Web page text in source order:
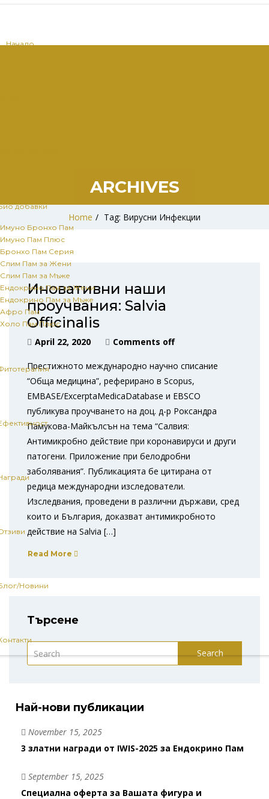
Начало
добавки
Имуно Бронхо Пам
Имуно Пам Плюс
Бронхо Пам Серия
Слим Пам за Жени
Слим Пам за Мъже
Ендокрино Пам за Жени
Ендокрино Пам за Мъже
Афро Пам
Холо Пам Плюс
Новини
ARCHIVES
Home / Tag: Вирусни Инфекции
Иновативни наши
проучвания: Salvia
Officinalis
April 22, 2020 Comments off
Престижното международно научно списание
“Обща медицина”, реферирано в Scopus,
EMBASE/ExcerptaMedicaDatabase и EBSCO
публикува проучването на доц. д-р Роксандра
Памукова-Майкълсън на тема “Салвия:
Антимикробно действие при коронавируси и други
патогени. Приложение при белодробни
заболявания”. Публикацията бе цитирана от
редица международни изследователи.
Изследвания, проведени в различни държави, сред
които и България, доказват антимикробното
действие на Salviа […]
Read More
Търсене
Search
Най-нови публикации
November 15, 2025
3 златни награди от IWIS-2025 за Ендокрино Пам
September 15, 2025
Специална оферта за Вашата фигура и